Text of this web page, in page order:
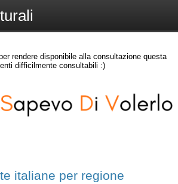
rendere disponibile alla consultazione questa
difficilmente consultabili :)
italiane per regione